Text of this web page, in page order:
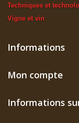
Techniques et
Vigne et vin
Informations
Mon compte
Informations